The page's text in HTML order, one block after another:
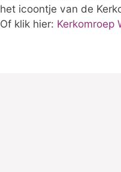
het icoontje van de
Of klik hier: Kerkomroep